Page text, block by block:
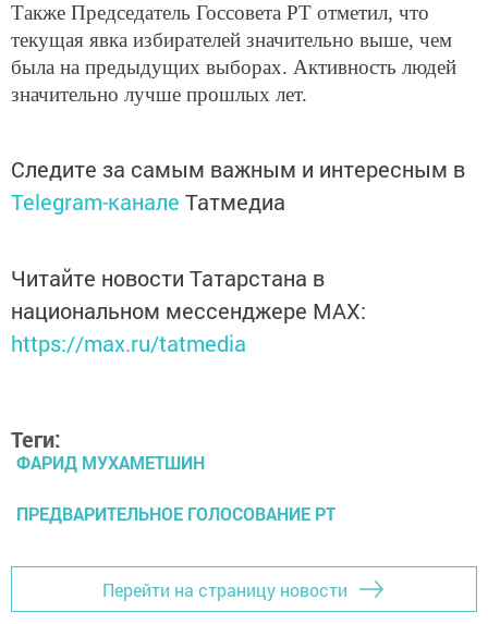
Также Председатель Госсовета РТ отметил, что
текущая явка избирателей значительно выше, чем
была на предыдущих выборах. Активность людей
значительно лучше прошлых лет.
Следите за самым важным и интересным в
Telegram-канале Татмедиа
Читайте новости Татарстана в
национальном мессенджере MАХ:
https://max.ru/tatmedia
Теги:
ФАРИД МУХАМЕТШИН
ПРЕДВАРИТЕЛЬНОЕ ГОЛОСОВАНИЕ РТ
Перейти на страницу новости